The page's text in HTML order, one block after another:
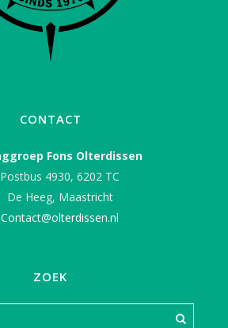
CONTACT
Fons Olterdissen
Postbus 4930, 6202 TC
De Heeg, Maastricht
Contact@olterdissen.nl
ZOEK